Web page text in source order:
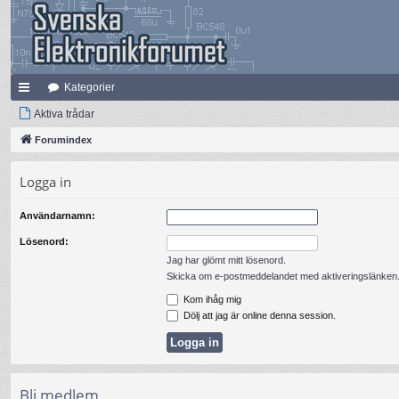
na
bb
ar
Kategorier
Aktiva trådar
Forumindex
Logga in
Användarnamn:
Lösenord:
Jag har glömt mitt lösenord.
Skicka om e-postmeddelandet med aktiveringslänken.
Kom ihåg mig
Dölj att jag är online denna session.